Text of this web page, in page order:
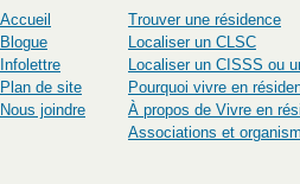
Accueil
Blogue
Infolettre
Plan de site
Nous joindre
Trouver une résidence
Localiser un CLSC
Localiser un CISSS ou
Pourquoi vivre en
À propos de Vivre en
Associations et